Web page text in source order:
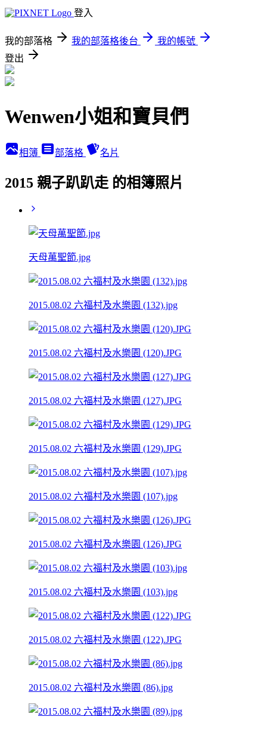
登入
我的部落格 我的部落格後台
我的帳號
登出
Wenwen小姐和寶貝們
相簿 部落格 名片
2015 親子趴趴走 的相簿照片
天母萬聖節.jpg
2015.08.02 六福村及水樂園 (132).jpg
2015.08.02 六福村及水樂園 (120).JPG
2015.08.02 六福村及水樂園 (127).JPG
2015.08.02 六福村及水樂園 (129).JPG
2015.08.02 六福村及水樂園 (107).jpg
2015.08.02 六福村及水樂園 (126).JPG
2015.08.02 六福村及水樂園 (103).jpg
2015.08.02 六福村及水樂園 (122).JPG
2015.08.02 六福村及水樂園 (86).jpg